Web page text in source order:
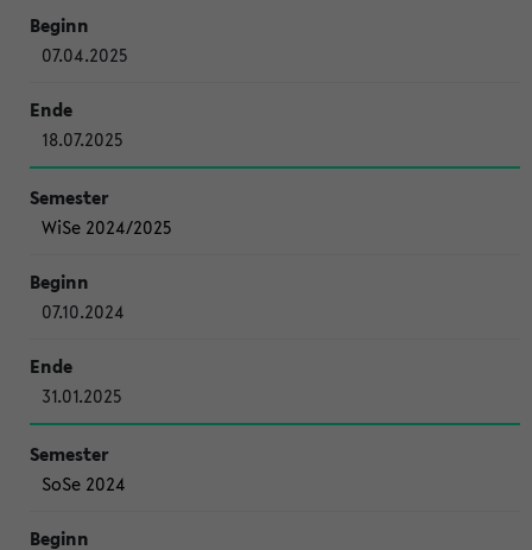
07.04.2025
18.07.2025
WiSe 2024/2025
07.10.2024
31.01.2025
SoSe 2024